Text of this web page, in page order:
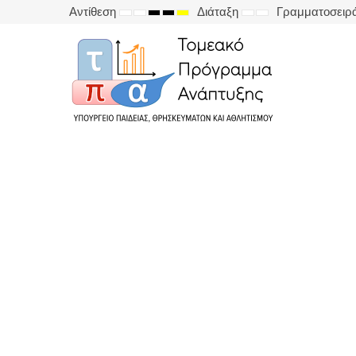
Αντίθεση
DEFAULT
NIGHT
HIGH
BLACK
WHITE
MODE
HIGH
BLACK
YELLOW
MODE
HIGH
YELLOW
BLACK
MODE
Διάταξη
FIXED
WIDE